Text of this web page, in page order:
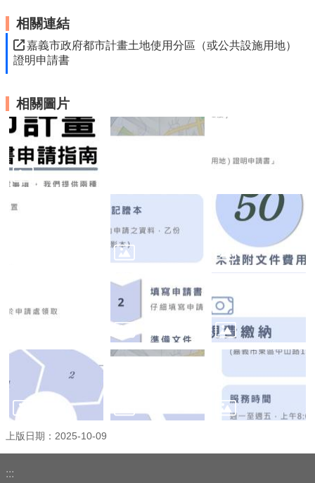
相關連結
嘉義市政府都市計畫土地使用分區（或公共設施用地）
證明申請書
相關圖片
上版日期：2025-10-09
:::